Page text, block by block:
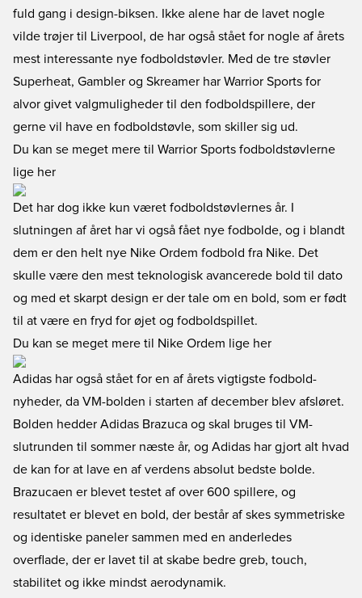
fuld gang i design-biksen. Ikke alene har de lavet nogle
vilde trøjer til Liverpool, de har også stået for nogle af årets
mest interessante nye fodboldstøvler. Med de tre støvler
Superheat, Gambler og Skreamer har Warrior Sports for
alvor givet valgmuligheder til den fodboldspillere, der
gerne vil have en fodboldstøvle, som skiller sig ud.
Du kan se meget mere til Warrior Sports fodboldstøvlerne
lige her
Det har dog ikke kun været fodboldstøvlernes år. I
slutningen af året har vi også fået nye fodbolde, og i blandt
dem er den helt nye Nike Ordem fodbold fra Nike. Det
skulle være den mest teknologisk avancerede bold til dato
og med et skarpt design er der tale om en bold, som er født
til at være en fryd for øjet og fodboldspillet.
Du kan se meget mere til Nike Ordem lige her
Adidas har også stået for en af årets vigtigste fodbold-
nyheder, da VM-bolden i starten af december blev afsløret.
Bolden hedder Adidas Brazuca og skal bruges til VM-
slutrunden til sommer næste år, og Adidas har gjort alt hvad
de kan for at lave en af verdens absolut bedste bolde.
Brazucaen er blevet testet af over 600 spillere, og
resultatet er blevet en bold, der består af skes symmetriske
og identiske paneler sammen med en anderledes
overflade, der er lavet til at skabe bedre greb, touch,
stabilitet og ikke mindst aerodynamik.